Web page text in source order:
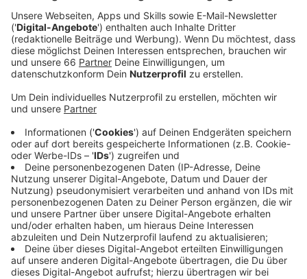
Anzeige
Der Vertrag soll bald unterzeichnet werden und der
Ratinger Hof soll Nachwuchs Musikerinnen und
Musikern eine Bühne bieten. Das macht Hoffnung,
nachdem der legendäre Nachtclub Ende Juni schon
wieder geschlossen wurde. Seit Jahren versuchen
Betreiber wieder einen Treffpunkt für Musik und Kultur
ab vom mainstream zu etablieren; die Corona
Pandemie und Vertrags-Querelen haben das aber
erschwert.
Dabei gehört "der Ratinger Hof zu Düsseldorf wie die
Toten Hosen", sagt auch Oberbürgermeister Stephan
Keller und hat sich für den Erhalt des Ortes